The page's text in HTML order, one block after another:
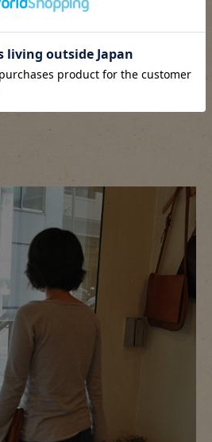
ックを背負ったり、ショルダーバ
苦しく感じてしまうこともしばし
をサッと手に持って涼しげにお出